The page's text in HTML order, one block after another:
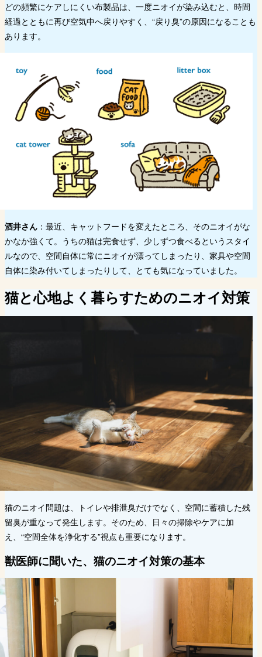
どの頻繁にケアしにくい布製品は、一度ニオイが染み込むと、時間
経過とともに再び空気中へ戻りやすく、“戻り臭”の原因になることも
あります。
酒井さん ：最近、キャットフードを変えたところ、そのニオイがな
かなか強くて。うちの猫は完食せず、少しずつ食べるというスタイ
ルなので、空間自体に常にニオイが漂ってしまったり、家具や空間
自体に染み付いてしまったりして、とても気になっていました。
猫と心地よく暮らすためのニオイ対策
猫のニオイ問題は、トイレや排泄臭だけでなく、空間に蓄積した残
留臭が重なって発生します。そのため、日々の掃除やケアに加
え、“空間全体を浄化する”視点も重要になります。
獣医師に聞いた、猫のニオイ対策の基本